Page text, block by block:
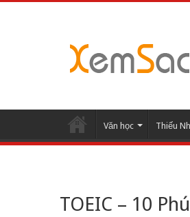
Văn học Thiếu
TOEIC – 10